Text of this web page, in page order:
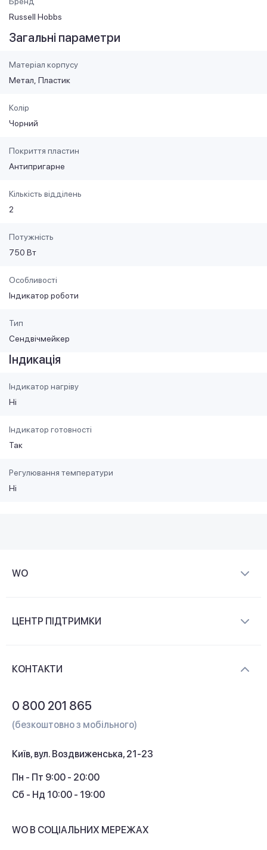
Russell Hobbs
Загальні параметри
Матеріал корпусу
Метал Пластик
Колір
Чорний
Покриття пластин
Антипригарне
Кількість відділень
2
Потужність
750 Вт
Особливості
Індикатор роботи
Тип
Сендвічмейкер
Індикація
Індикатор нагріву
Ні
Індикатор готовності
Так
Регулювання температури
Ні
WO
Контакти
ЦЕНТР ПІДТРИМКИ
Кешбек
КОНТАКТИ
0 800 201 865
(безкоштовно з мобільного)
Київ, вул. Воздвиженська, 21-23
Пн - Пт 9:00 - 20:00
Сб - Нд 10:00 - 19:00
WO В СОЦІАЛЬНИХ МЕРЕЖАХ